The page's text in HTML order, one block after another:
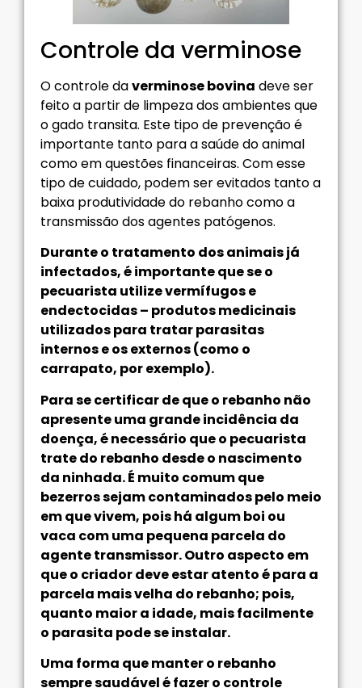
Controle da verminose
O controle daverminose bovina deve ser
feito a partir de limpeza dos ambientes que
o gado transita. Este tipo de prevenção é
importante tanto para a saúde do animal
como em questões financeiras. Com esse
tipo de cuidado, podem ser evitados tanto a
baixa produtividade do rebanho como a
transmissão dos agentes patógenos.
Durante o tratamento dos animais já
infectados, é importante que se o
pecuarista utilize vermífugos e
endectocidas – produtos medicinais
utilizados para tratar parasitas
internos e os externos (como o
carrapato, por exemplo).
Para se certificar de que o rebanho não
apresente uma grande incidência da
doença, é necessário que o pecuarista
trate do rebanho desde o nascimento
da ninhada. É muito comum que
bezerros sejam contaminados pelo meio
em que vivem, pois há algum boi ou
vaca com uma pequena parcela do
agente transmissor. Outro aspecto em
que o criador deve estar atento é para a
parcela mais velha do rebanho; pois,
quanto maior a idade, mais facilmente
o parasita pode se instalar.
Uma forma que manter o rebanho
sempre saudável é fazer o controle